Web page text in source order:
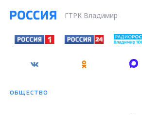
ГТРК Владимир
ОБЩЕСТВО